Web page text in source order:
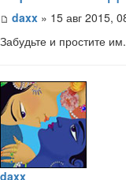
daxx » 15 авг 2015,
Забудьте и простите
daxx